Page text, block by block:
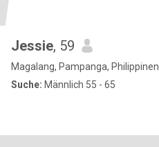
Jessie, 59
Magalang, Pampanga, Philippinen
Suche: Männlich 55 - 65